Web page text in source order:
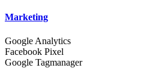
Marketing
Google Analytics
Facebook Pixel
Google Tagmanager